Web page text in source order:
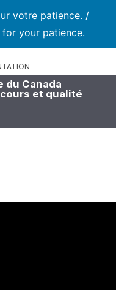
votre patience. /
your patience.
du Canada
et qualité